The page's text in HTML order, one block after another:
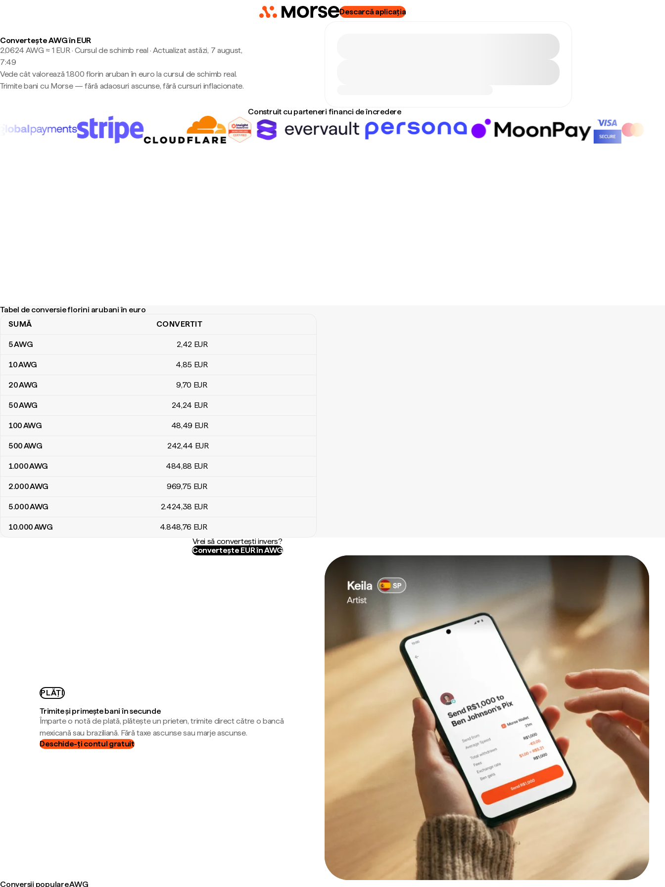
Descarcă aplicația
Convertește AWG în EUR
2,0624 AWG ≈ 1 EUR · Cursul de schimb real · Actualizat astăzi, 7 august,
7:49
Vede cât valorează 1.800 florin aruban în euro la cursul de schimb real.
Trimite bani cu Morse — fără adaosuri ascunse, fără cursuri inflacionate.
Construit cu parteneri financi de încredere
Tabel de conversie florini arubani în euro
Tabel de conversie florini arubani în euro
SUMĂ CONVERTIT
5AWG 2,42 EUR
10AWG 4,85 EUR
20AWG 9,70 EUR
50AWG 24,24 EUR
100AWG 48,49 EUR
500AWG 242,44 EUR
1.000AWG 484,88 EUR
2.000AWG 969,75 EUR
5.000AWG 2.424,38 EUR
10.000AWG 4.848,76 EUR
Vrei să convertești invers?
Convertește EUR în AWG
PLĂȚI
Trimite și primește bani în secunde
Împarte o notă de plată, plătește un prieten, trimite direct către o bancă
mexicană sau braziliană. Fără taxe ascunse sau marje ascunse.
Deschide-ți contul gratuit
Conversii populare AWG